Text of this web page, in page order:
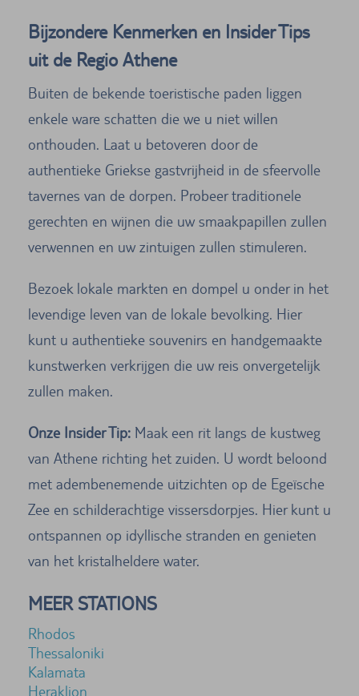
Bijzondere Kenmerken en Insider Tips
uit de Regio Athene
Buiten de bekende toeristische paden liggen
enkele ware schatten die we u niet willen
onthouden. Laat u betoveren door de
authentieke Griekse gastvrijheid in de sfeervolle
tavernes van de dorpen. Probeer traditionele
gerechten en wijnen die uw smaakpapillen zullen
verwennen en uw zintuigen zullen stimuleren.
Bezoek lokale markten en dompel u onder in het
levendige leven van de lokale bevolking. Hier
kunt u authentieke souvenirs en handgemaakte
kunstwerken verkrijgen die uw reis onvergetelijk
zullen maken.
Onze Insider Tip: Maak een rit langs de kustweg
van Athene richting het zuiden. U wordt beloond
met adembenemende uitzichten op de Egeïsche
Zee en schilderachtige vissersdorpjes. Hier kunt u
ontspannen op idyllische stranden en genieten
van het kristalheldere water.
MEER STATIONS
Rhodos
Thessaloniki
Kalamata
Heraklion